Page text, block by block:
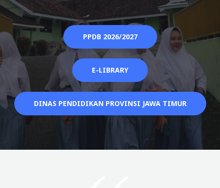
PPDB 2026/2027
E-LIBRARY
DINAS PENDIDIKAN PROVINSI JAWA TIMUR